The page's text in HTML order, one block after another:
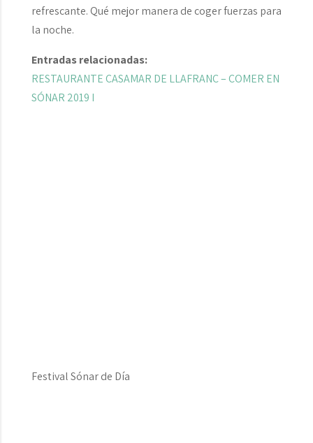
refrescante. Qué mejor manera de coger fuerzas para
la noche.
Entradas relacionadas:
RESTAURANTE CASAMAR DE LLAFRANC – COMER EN
SÓNAR 2019 I
Festival Sónar de Día